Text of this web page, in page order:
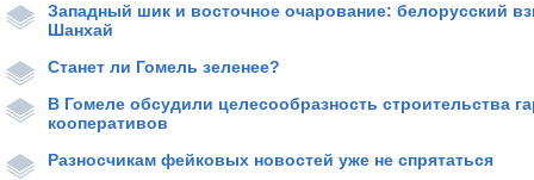
Западный шик и восточное очарование: белорусский
Шанхай
Станет ли Гомель зеленее?
В Гомеле обсудили целесообразность строительства
кооперативов
Разносчикам фейковых новостей уже не спрятаться